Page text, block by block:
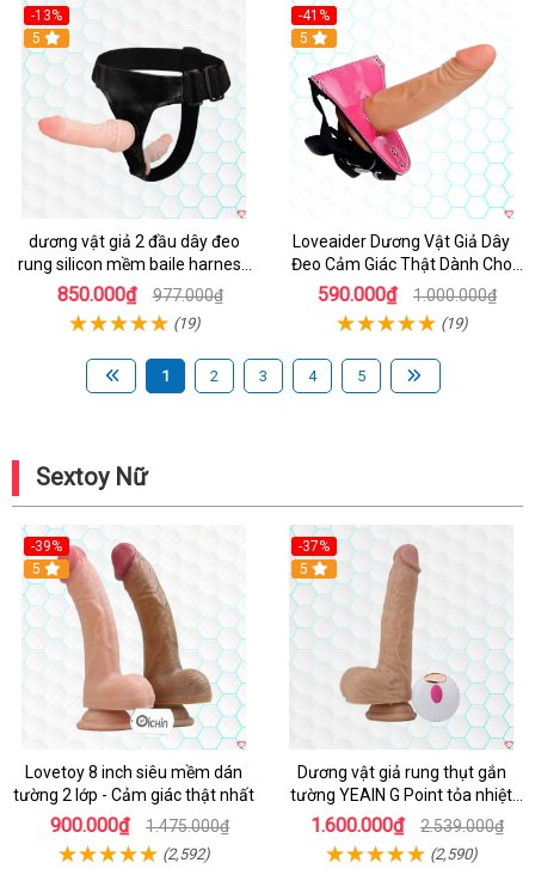
-13%
5
dương vật giả 2 đầu dây đeo
rung silicon mềm baile harness
lesbian
850.000₫ 977.000₫
(19)
-41%
5
Loveaider Dương Vật Giả Dây
Đeo Cảm Giác Thật Dành Cho
Nam Nữ SHP879
590.000₫ 1.000.000₫
(19)
1 2 3 4 5
Sextoy Nữ
-39%
Hot
5
Lovetoy 8 inch siêu mềm dán
tường 2 lớp - Cảm giác thật nhất
900.000₫ 1.475.000₫
(2,592)
-37%
5
Dương vật giả rung thụt gắn
tường YEAIN G Point tỏa nhiệt
điều khiển từ xa
1.600.000₫ 2.539.000₫
(2,590)